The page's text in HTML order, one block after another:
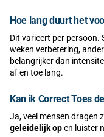
Hoe lang duurt het
Dit varieert per persoon.
weken verbetering,
belangrijker dan
af en toe lang.
Kan ik Correct Toes
Ja, veel mensen dragen
geleidelijk open luister